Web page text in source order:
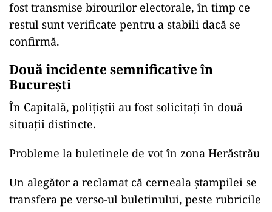
fost transmise birourilor electorale, în timp ce
restul sunt verificate pentru a stabili dacă se
confirmă.
Două incidente semnificative în
București
În Capitală, polițiștii au fost solicitați în două
situații distincte.
Probleme la buletinele de vot în zona Herăstrău
Un alegător a reclamat că cerneala ștampilei se
transfera pe verso-ul buletinului, peste rubricile